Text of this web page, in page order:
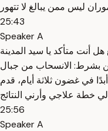
ليس ممن يبالغ لا تتهور
25:43
Speaker A
أنت متأكد يا سيد المدينة
بشرط: الانسحاب من جبال
في غضون ثلاثة أيام، قدم
لي خطة علاجي وأرني النتائج
25:56
Speaker A